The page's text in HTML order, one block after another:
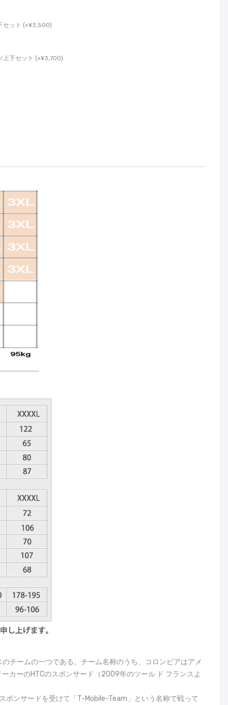
セット (+¥3,500)
上下セット (+¥3,700)
比較リストに入れる
チームの一つである。チーム名称のうち、コロンビアはアメ
カーのHTCのスポンサード（2009年のツール ド フランスよ
ンサードを受けて「T-Mobile-Team」という名称で戦って